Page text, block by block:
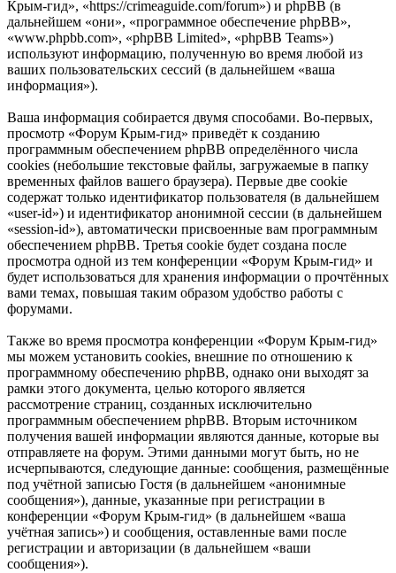
Крым-гид», «https://crimeaguide.com/forum») и phpBB (в
дальнейшем «они», «программное обеспечение phpBB»,
«www.phpbb.com», «phpBB Limited», «phpBB Teams»)
используют информацию, полученную во время любой из
ваших пользовательских сессий (в дальнейшем «ваша
информация»).
Ваша информация собирается двумя способами. Во-первых,
просмотр «Форум Крым-гид» приведёт к созданию
программным обеспечением phpBB определённого числа
cookies (небольшие текстовые файлы, загружаемые в папку
временных файлов вашего браузера). Первые две cookie
содержат только идентификатор пользователя (в дальнейшем
«user-id») и идентификатор анонимной сессии (в дальнейшем
«session-id»), автоматически присвоенные вам программным
обеспечением phpBB. Третья cookie будет создана после
просмотра одной из тем конференции «Форум Крым-гид» и
будет использоваться для хранения информации о прочтённых
вами темах, повышая таким образом удобство работы с
форумами.
Также во время просмотра конференции «Форум Крым-гид»
мы можем установить cookies, внешние по отношению к
программному обеспечению phpBB, однако они выходят за
рамки этого документа, целью которого является
рассмотрение страниц, созданных исключительно
программным обеспечением phpBB. Вторым источником
получения вашей информации являются данные, которые вы
отправляете на форум. Этими данными могут быть, но не
исчерпываются, следующие данные: сообщения, размещённые
под учётной записью Гостя (в дальнейшем «анонимные
сообщения»), данные, указанные при регистрации в
конференции «Форум Крым-гид» (в дальнейшем «ваша
учётная запись») и сообщения, оставленные вами после
регистрации и авторизации (в дальнейшем «ваши
сообщения»).